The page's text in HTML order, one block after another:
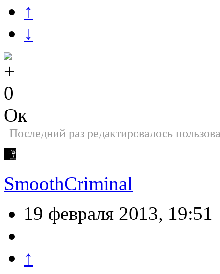
↑
↓
0
Ок
Последний раз редактировалось
SmoothCriminal
19 февраля 2013, 19:51
↑